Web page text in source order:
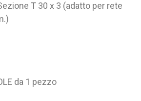
T 30 x 3 (adatto per rete
da 1 pezzo